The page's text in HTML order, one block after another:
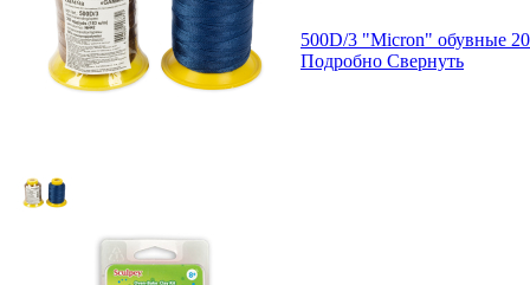
500D/3 "Micron" обувные
Подробно Свернуть